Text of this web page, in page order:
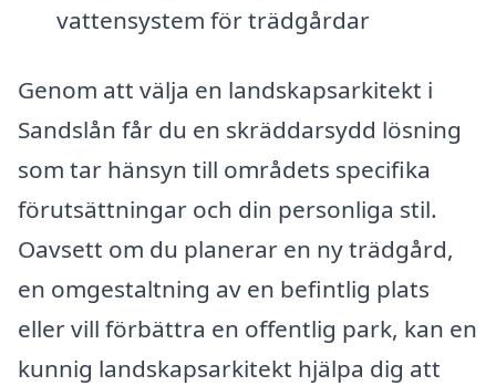
vattensystem för trädgårdar
Genom att välja en landskapsarkitekt i
Sandslån får du en skräddarsydd lösning
som tar hänsyn till områdets specifika
förutsättningar och din personliga stil.
Oavsett om du planerar en ny trädgård,
en omgestaltning av en befintlig plats
eller vill förbättra en offentlig park, kan en
kunnig landskapsarkitekt hjälpa dig att